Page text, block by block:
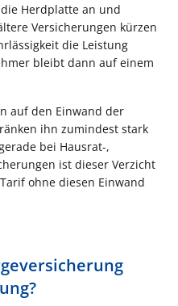
Herdplatte an und
Versicherungen kürzen
die Leistung
bleibt dann auf einem
auf den Einwand der
ihn zumindest stark
bei Hausrat-,
ist dieser Verzicht
ohne diesen Einwand